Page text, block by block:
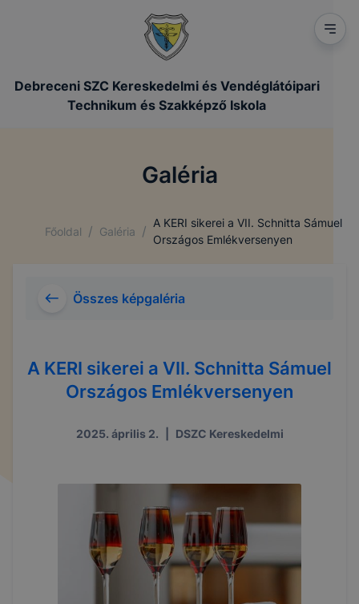
Debreceni SZC Kereskedelmi és Vendéglátóipari
Technikum és Szakképző Iskola
Galéria
Főoldal / Galéria /
A KERI sikerei a VII. Schnitta Sámuel
Országos Emlékversenyen
Összes képgaléria
A KERI sikerei a VII. Schnitta Sámuel
Országos Emlékversenyen
2025. április 2. DSZC Kereskedelmi